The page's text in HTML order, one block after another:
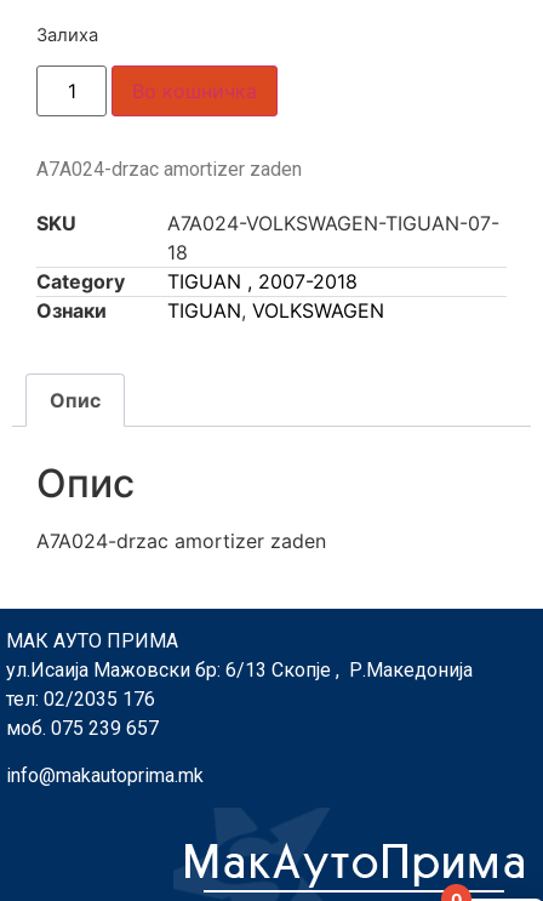
Залиха
Во кошничка
A7A024-drzac amortizer zaden
SKU
A7A024-VOLKSWAGEN-TIGUAN-07-
18
Category
TIGUAN , 2007-2018
Ознаки
TIGUAN, VOLKSWAGEN
Опис
Опис
A7A024-drzac amortizer zaden
МАК АУТО ПРИМА
ул.Исаија Мажовски бр: 6/13 Скопје , Р.Македонија
тел: 02/2035 176
моб. 075 239 657
info@makautoprima.mk